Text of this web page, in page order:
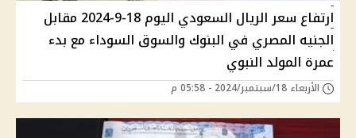
ارتفاع سعر الريال السعودي اليوم 18-9-2024 مقابل
الجنيه المصري في البنوك والسوق السوداء مع بدء
عمرة المولد النبوي
الأربعاء 18/سبتمبر/2024 - 05:58 م